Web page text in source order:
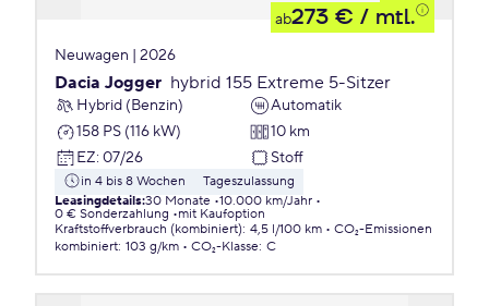
ab273 € / mtl.
Neuwagen | 2026
Dacia Jogger hybrid 155 Extreme 5-Sitzer
Hybrid (Benzin)
Automatik
158 PS (116 kW)
10 km
EZ: 07/26 Stoff
in 4 bis 8 Wochen
Tageszulassung
Leasingdetails:30 Monate 10.000 km/Jahr
0 € Sonderzahlung
mit Kaufoption
Kraftstoffverbrauch (kombiniert): 4,5 l/100 km
CO₂-Emissionen
kombiniert: 103 g/km CO₂-Klasse: C